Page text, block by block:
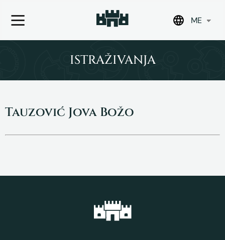
ME
ISTRAŽIVANJA
Tauzović Jova Božo